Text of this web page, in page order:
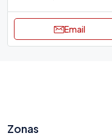
Email
Zonas